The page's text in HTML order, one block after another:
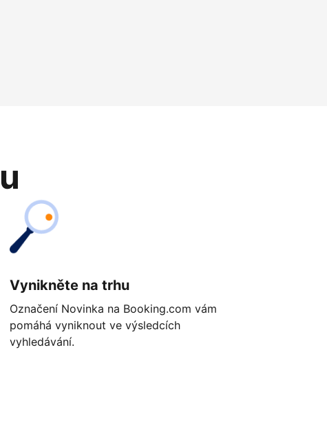
Vynikněte na trhu
Označení Novinka na Booking.com vám
pomáhá vyniknout ve výsledcích
vyhledávání.